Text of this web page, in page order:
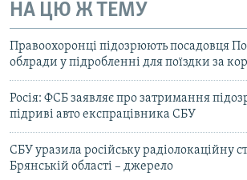
НА ЦЮ Ж ТЕМУ
Правоохоронці підозрюють посадовця
облради у підробленні для поїздки за
Росія: ФСБ заявляє про затримання
підриві авто експрацівника СБУ
СБУ уразила російську радіолокаційну
Брянській області – джерело